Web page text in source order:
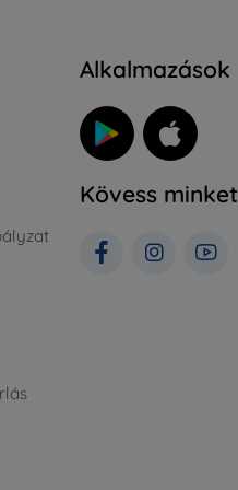
Alkalmazások
Kövess minket